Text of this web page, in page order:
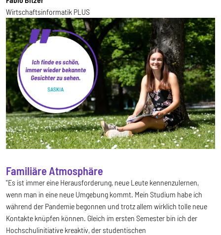
Wirtschaftsinformatik PLUS
Familiäre Atmosphäre
"Es ist immer eine Herausforderung, neue Leute kennenzulernen,
wenn man in eine neue Umgebung kommt. Mein Studium habe ich
während der Pandemie begonnen und trotz allem wirklich tolle neue
Kontakte knüpfen können. Gleich im ersten Semester bin ich der
Hochschulinitiative kreaktiv, der studentischen